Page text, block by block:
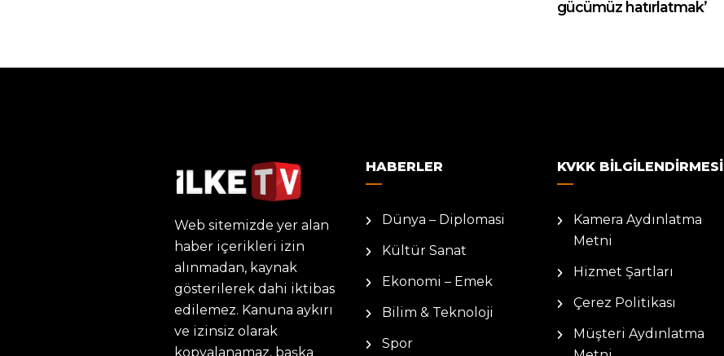
gücümüz hatırlatmak’
Web sitemizde yer alan
haber içerikleri izin
alınmadan, kaynak
gösterilerek dahi iktibas
edilemez. Kanuna aykırı
ve izinsiz olarak
kopyalanamaz, başka
HABERLER
Dünya – Diplomasi
Kültür Sanat
Ekonomi – Emek
Bilim & Teknoloji
Spor
KVKK BILGILENDIRMESI
Kamera Aydınlatma
Metni
Hizmet Şartları
Çerez Politikası
Müşteri Aydınlatma